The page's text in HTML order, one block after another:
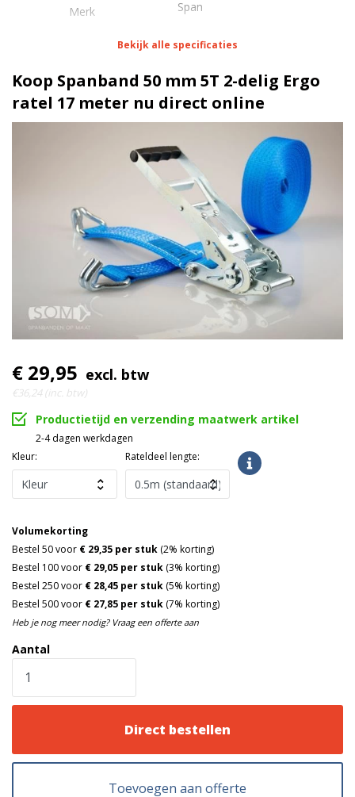
Merk Span
ratel 17 meter
Lengte 1 meter
500 daN
Haak/werklast Spitshaak
Ratel Ergo (trek-)ratel | 5 Ton
Bekijk alle specificaties
Koop Spanband 50 mm 5T 2-delig Ergo
ratel 17 meter nu direct online
€ 29,95 excl. btw
€36,24 (inc. btw)
Productietijd en verzending maatwerk artikel
2-4 dagen werkdagen
Kleur:
Rateldeel lengte:
Aantal
Volumekorting
Bestel 50 voor € 29,35 per stuk (2% korting)
Bestel 100 voor € 29,05 per stuk (3% korting)
Bestel 250 voor € 28,45 per stuk (5% korting)
Bestel 500 voor € 27,85 per stuk (7% korting)
Heb je nog meer nodig? Vraag een offerte aan
Direct bestellen
Toevoegen aan offerte